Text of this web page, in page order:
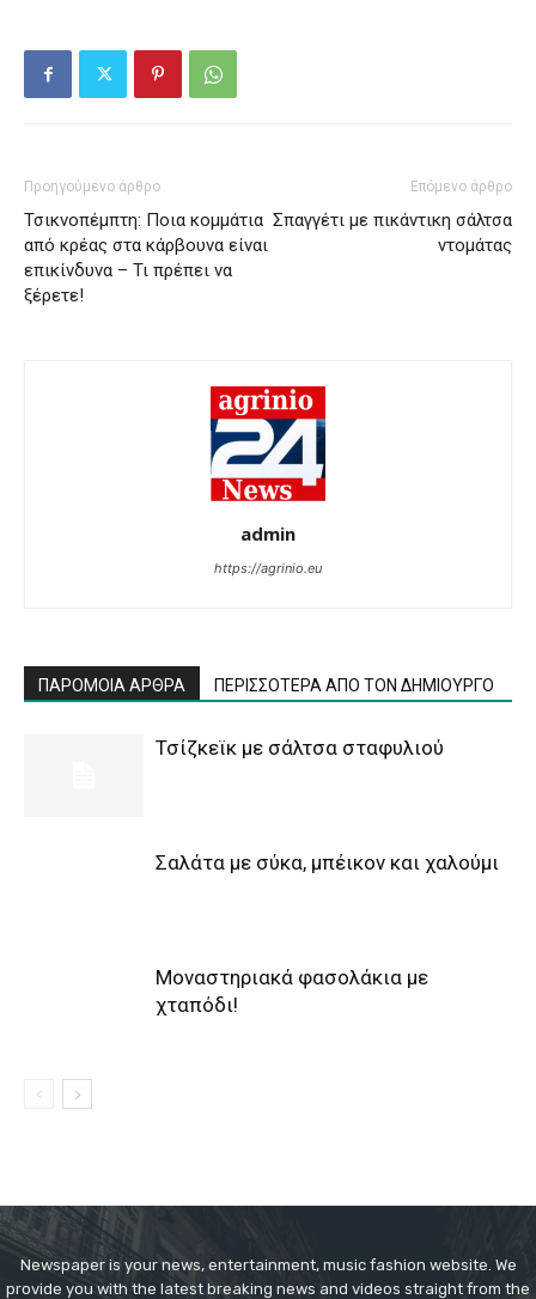
Προηγούμενο άρθρο
Τσικνοπέμπτη: Ποια κομμάτια
από κρέας στα κάρβουνα είναι
επικίνδυνα – Τι πρέπει να
ξέρετε!
Επόμενο άρθρο
Σπαγγέτι με πικάντικη σάλτσα
ντομάτας
admin
https://agrinio.eu
ΠΑΡΟΜΟΙΑ ΑΡΘΡΑ ΠΕΡΙΣΣΟΤΕΡΑ ΑΠΟ ΤΟΝ ΔΗΜΙΟΥΡΓΟ
Τσίζκεϊκ με σάλτσα σταφυλιού
Σαλάτα με σύκα, μπέικον και χαλούμι
Μοναστηριακά φασολάκια με
χταπόδι!
Newspaper is your news, entertainment, music fashion website. We
provide you with the latest breaking news and videos straight from the